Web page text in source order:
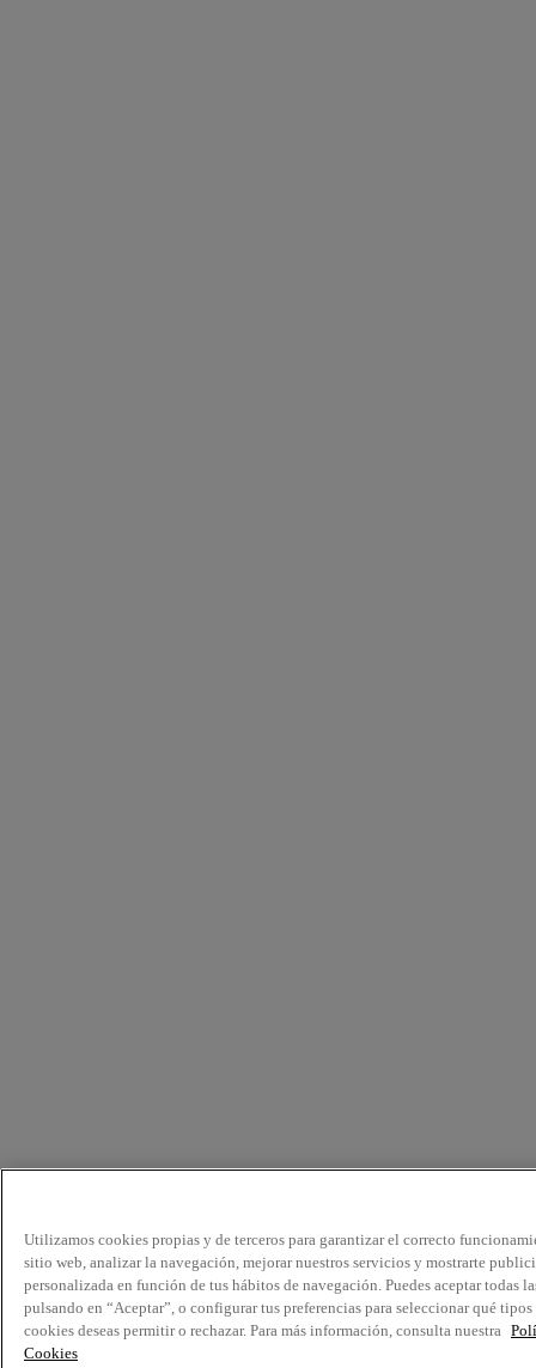
Utilizamos cookies propias y de terceros para garantizar el correcto
sitio web, analizar la navegación, mejorar nuestros servicios y mostrarte
personalizada en función de tus hábitos de navegación. Puedes aceptar todas
pulsando en “Aceptar”, o configurar tus preferencias para seleccionar qué tipos
cookies deseas permitir o rechazar. Para más información, consulta nuestra
Cookies